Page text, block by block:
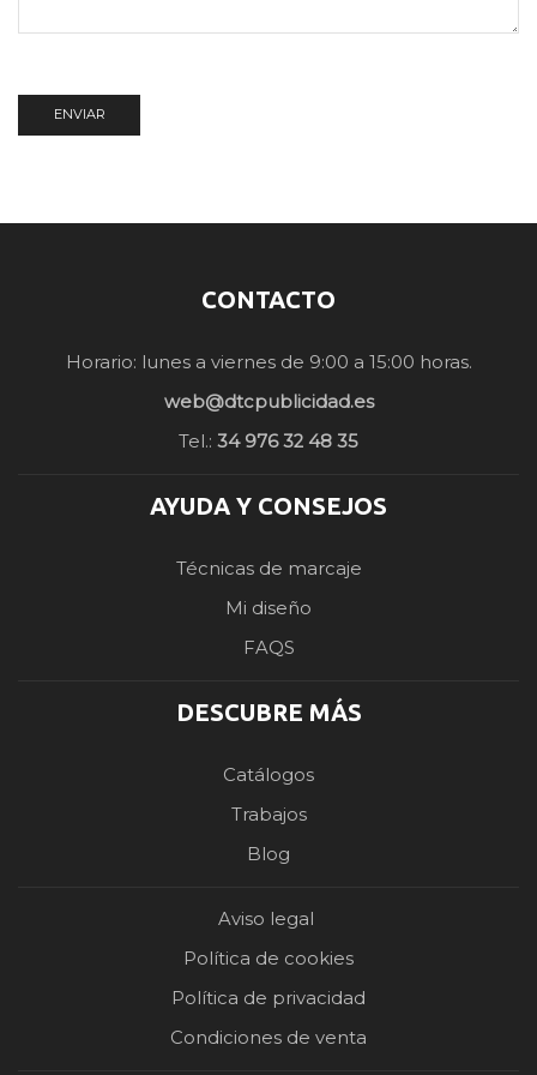
CONTACTO
Horario: lunes a viernes de 9:00 a 15:00 horas.
web@dtcpublicidad.es
Tel.: 34 976 32 48 35
AYUDA Y CONSEJOS
Técnicas de marcaje
Mi diseño
FAQS
DESCUBRE MÁS
Catálogos
Trabajos
Blog
Aviso legal
Política de cookies
Política de privacidad
Condiciones de venta